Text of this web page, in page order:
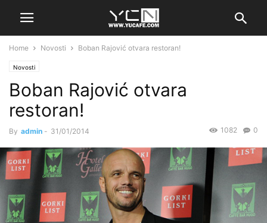
Home Novosti Boban Rajović otvara restoran!
Novosti
Boban Rajović otvara
restoran!
By admin - 31/01/2014 0
1082